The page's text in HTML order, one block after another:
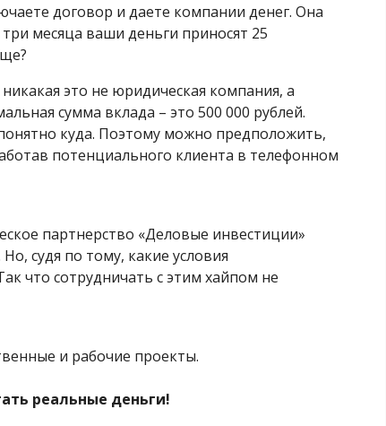
договор и даете компании денег. Она
месяца ваши деньги приносят 25
это не юридическая компания, а
сумма вклада – это 500 000 рублей.
куда. Поэтому можно предположить,
потенциального клиента в телефонном
партнерство «Деловые инвестиции»
судя по тому, какие условия
что сотрудничать с этим хайпом не
и рабочие проекты.
реальные деньги!